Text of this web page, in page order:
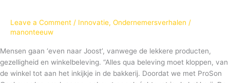
Leave a Comment / Innovatie, Ondernemersverhalen /
manonteeuw
Mensen gaan ‘even naar Joost’, vanwege de lekkere producten,
gezelligheid en winkelbeleving. “Alles qua beleving moet kloppen, van
de winkel tot aan het inkijkje in de bakkerij. Doordat we met ProSon